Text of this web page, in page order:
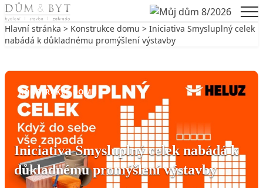
Skip to content
Hlavní stránka > Konstrukce domu > Iniciativa Smysluplný celek
nabádá k důkladnému promýšlení výstavby
KONSTRUKCE DOMU
Iniciativa Smysluplný celek nabádá k
důkladnému promýšlení výstavby